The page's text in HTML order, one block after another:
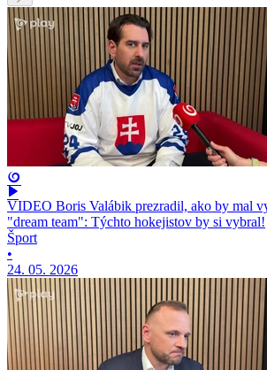
VIDEO Boris Valábik prezradil, ako by mal
"dream team": Týchto hokejistov by si vybral!
Šport
•
24. 05. 2026